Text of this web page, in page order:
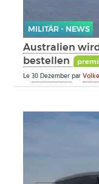
MILITÄR - NEWS
Australien
bestellen
Le30 Dezemberpar